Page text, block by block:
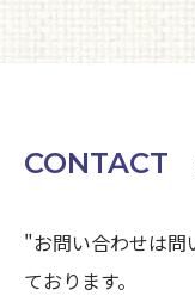
CONTACT
"お問い合わせは問
ております。